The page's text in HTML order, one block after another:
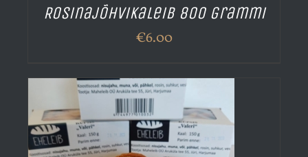
Rosinajõhvikaleib 800 grammi
€6.00